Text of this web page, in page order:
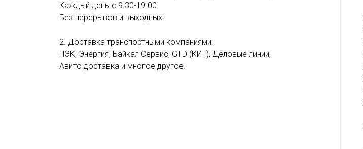
Каждый день с 9.30-19.00.
Без перерывов и выходных!
2. Доставка транспортными компаниями:
ПЭК, Энергия, Байкал Сервис, GTD (КИТ), Деловые линии,
Авито доставка и многое другое.